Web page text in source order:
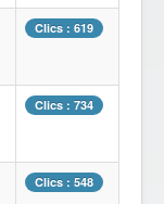
Clics : 619
Clics : 734
Clics : 548